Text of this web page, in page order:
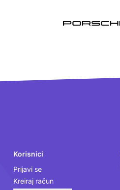
Korisnici
Prijavi se
Kreiraj račun